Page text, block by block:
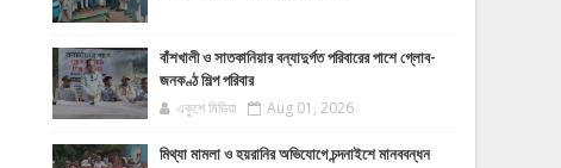
বাঁশখালী ও সাতকানিয়ার বন্যাদুর্গত পরিবারের পাশে গ্লোব-
জনকণ্ঠ শিল্প পরিবার
একুশে মিডিয়া Aug 01, 2026
মিথ্যা মামলা ও হয়রানির অভিযোগে চন্দনাইশে মানববন্ধন